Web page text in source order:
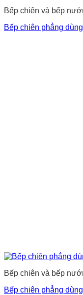
Bếp chiên và bếp
Bếp chiên phẳng
Bếp chiên và bếp
Bếp chiên phẳng